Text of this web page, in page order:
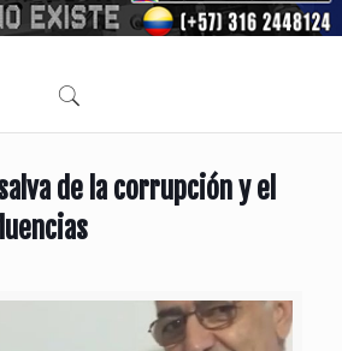
de la corrupción y el